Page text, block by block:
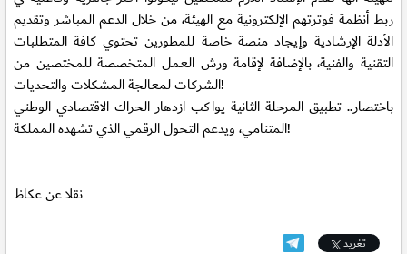
ربط أنظمة فوترتهم الإلكترونية مع الهيئة، من خلال الدعم المباشر وتقديم
الأدلة الإرشادية وإيجاد منصة خاصة للمطورين تحتوي كافة المتطلبات
التقنية والفنية، بالإضافة لإقامة ورش العمل المتخصصة للمختصين من
الشركات لمعالجة المشكلات والتحديات!
باختصار.. تطبيق المرحلة الثانية يواكب ازدهار الحراك الاقتصادي الوطني
المتنامي، ويدعم التحول الرقمي الذي تشهده المملكة!
نقلا عن عكاظ
تغريد